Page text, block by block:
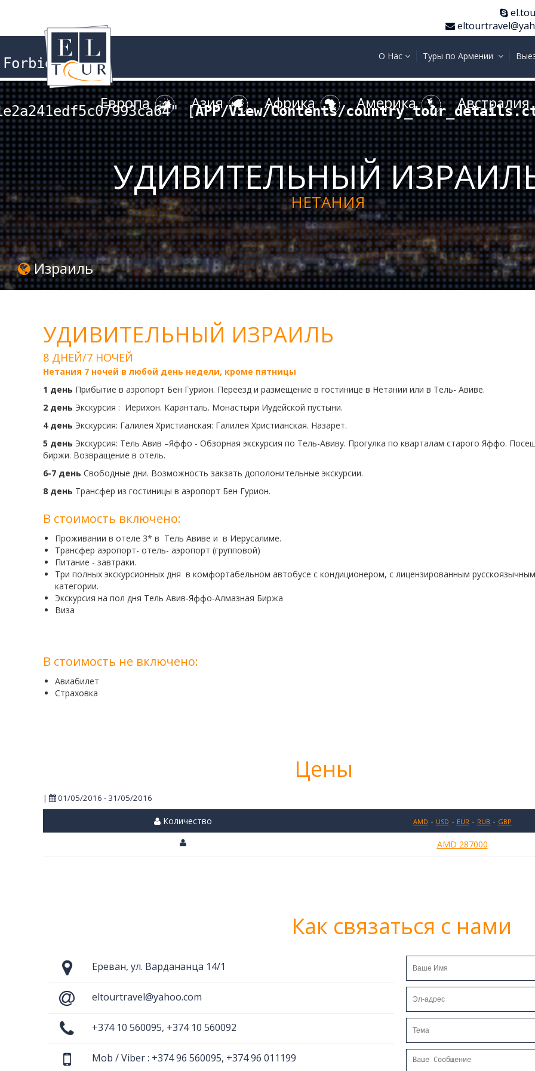
О Нас Туры по Армении
УДИВИТЕЛЬНЫЙ
НЕТАНИЯ
Европа Азия Африка Америка Австралия
[APP/View/Contents/
Израиль
УДИВИТЕЛЬНЫЙ ИЗРАИЛЬ
8 ДНЕЙ/7 НОЧЕЙ
Нетания 7 ночей в любой день недели, кроме пятницы
1 день Прибытие в аэропорт Бен Гурион. Переезд и размещение в гостинице в Нетании или в Тель- Авиве.
2 день Экскурсия : Иерихон. Каранталь. Монастыри Иудейской пустыни.
4 день Экскурсия: Галилея Христианская: Галилея Христианская. Назарет.
5 день Экскурсия: Тель Авив –Яффо - Обзорная экскурсия по Тель-Авиву. Прогулка по кварталам старого Яффо.
биржи. Возвращение в отель.
6-7 день Свободные дни. Возможность закзать дополонительные экскурсии.
8 день Трансфер из гостиницы в аэропорт Бен Гурион.
В стоимость включено:
Проживании в отеле 3* в Тель Авиве и в Иерусалиме.
Трансфер аэропорт- отель- аэропорт (групповой)
Питание - завтраки.
Три полных экскурсионных дня в комфортабельном автобусе с кондиционером, с лицензированным
категории.
Экскурсия на пол дня Тель Авив-Яффо-Алмазная Биржа
Виза
В стоимость не включено:
Авиабилет
Страховка
Цены
| 01/05/2016 - 31/05/2016
Количество AMD - USD - EUR- RUB - GBP
AMD 287000
Как связаться с нами
Ереван, ул. Вардананца 14/1
eltourtravel@yahoo.com
+374 10 560095, +374 10 560092
Mob / Viber : +374 96 560095, +374 96 011199